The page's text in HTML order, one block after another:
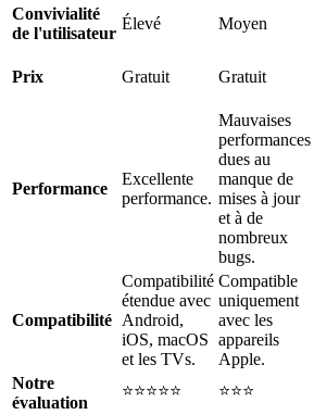
Convivialité
de l'utilisateur
Élevé Moyen
Prix Gratuit Gratuit
Performance
Excellente
performance.
Mauvaises
performances
dues au
manque de
mises à jour
et à de
nombreux
bugs.
Compatibilité
Compatibilité
étendue avec
Android,
iOS, macOS
et les TVs.
Compatible
uniquement
avec les
appareils
Apple.
Notre
évaluation
⭐⭐⭐⭐⭐ ⭐⭐⭐